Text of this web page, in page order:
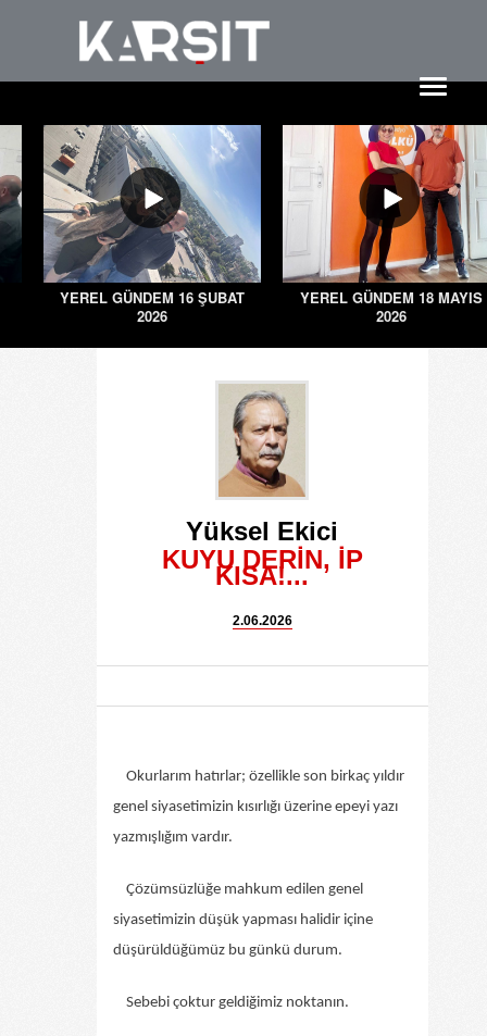
YEREL GÜNDEM 16 ŞUBAT
2026
YEREL GÜNDEM 18 MAYIS
2026
Yüksel Ekici
KUYU DERİN, İP
KISA!...
2.06.2026
Okurlarım hatırlar; özellikle son birkaç yıldır
genel siyasetimizin kısırlığı üzerine epeyi yazı
yazmışlığım vardır.
Çözümsüzlüğe mahkum edilen genel
siyasetimizin düşük yapması halidir içine
düşürüldüğümüz bu günkü durum.
Sebebi çoktur geldiğimiz noktanın.